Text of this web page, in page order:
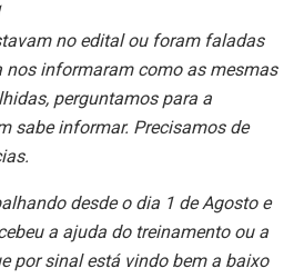
no edital ou foram faladas
nos informaram como as mesmas
perguntamos para a
sabe informar. Precisamos de
desde o dia 1 de Agosto e
a ajuda do treinamento ou a
por sinal está vindo bem a baixo